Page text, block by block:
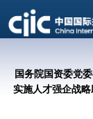
国务院国资委党
实施人才强企战